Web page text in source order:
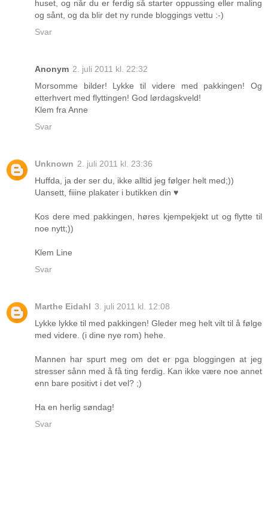
huset, og når du er ferdig så starter oppussing eller maling
og sånt, og da blir det ny runde bloggings vettu :-)
Svar
Anonym 2. juli 2011 kl. 22:32
Morsomme bilder! Lykke til videre med pakkingen! Og
etterhvert med flyttingen! God lørdagskveld!
Klem fra Anne
Svar
Unknown 2. juli 2011 kl. 23:36
Huffda, ja der ser du, ikke alltid jeg følger helt med;))
Uansett, fiiine plakater i butikken din ♥
Kos dere med pakkingen, høres kjempekjekt ut og flytte til
noe nytt;))
Klem Line
Svar
Marthe Eidahl 3. juli 2011 kl. 12:08
Lykke lykke til med pakkingen! Gleder meg helt vilt til å følge
med videre. (i dine nye rom) hehe.
Mannen har spurt meg om det er pga bloggingen at jeg
stresser sånn med å få ting ferdig. Kan ikke være noe annet
enn bare positivt i det vel? ;)
Ha en herlig søndag!
Svar